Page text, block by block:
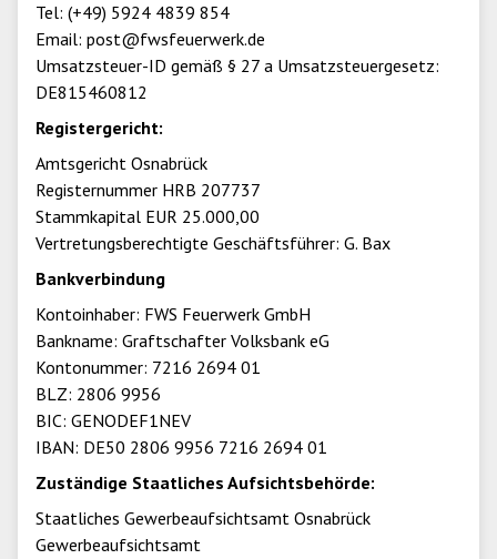
Tel: (+49) 5924 4839 854
Email: post@fwsfeuerwerk.de
Umsatzsteuer-ID gemäß § 27 a Umsatzsteuergesetz:
DE815460812
Registergericht:
Amtsgericht Osnabrück
Registernummer HRB 207737
Stammkapital EUR 25.000,00
Vertretungsberechtigte Geschäftsführer: G. Bax
Bankverbindung
Kontoinhaber: FWS Feuerwerk GmbH
Bankname: Graftschafter Volksbank eG
Kontonummer: 7216 2694 01
BLZ: 2806 9956
BIC: GENODEF1NEV
IBAN: DE50 2806 9956 7216 2694 01
Zuständige Staatliches Aufsichtsbehörde:
Staatliches Gewerbeaufsichtsamt Osnabrück
Gewerbeaufsichtsamt